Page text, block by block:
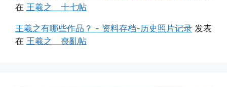
在 王羲之 十七帖
王羲之有哪些作品？ - 资料存档-历史照片记录 发表
在 王羲之 喪亂帖